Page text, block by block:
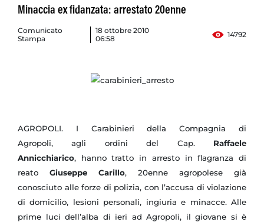
Minaccia ex fidanzata: arrestato 20enne
Comunicato
Stampa
18 ottobre 2010
06:58
14792
AGROPOLI. I Carabinieri della Compagnia di
Agropoli, agli ordini del Cap. Raffaele
Annicchiarico, hanno tratto in arresto in flagranza di
reato Giuseppe Carillo, 20enne agropolese già
conosciuto alle forze di polizia, con l’accusa di violazione
di domicilio, lesioni personali, ingiuria e minacce. Alle
prime luci dell’alba di ieri ad Agropoli, il giovane si è